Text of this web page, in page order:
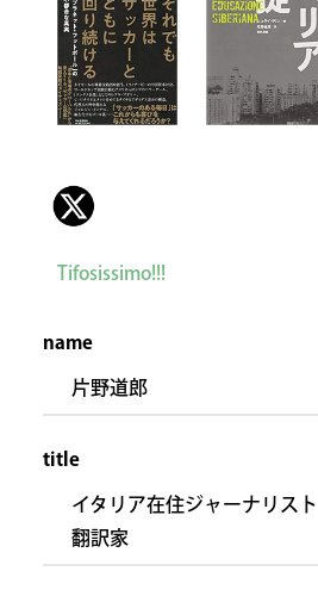
Tifosissimo!!!
name
片野道郎
title
イタリア在住ジャーナリスト
翻訳家